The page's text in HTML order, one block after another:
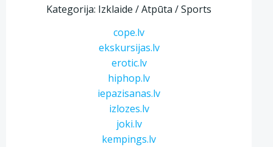
Kategorija: Izklaide / Atpūta / Sports
cope.lv
ekskursijas.lv
erotic.lv
hiphop.lv
iepazisanas.lv
izlozes.lv
joki.lv
kempings.lv